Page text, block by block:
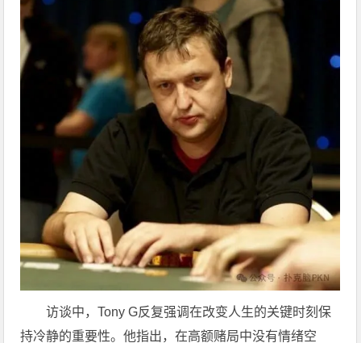
访谈中，Tony G反复强调在改变人生的关键时刻保
持冷静的重要性。他指出，在高额赌局中没有情绪空